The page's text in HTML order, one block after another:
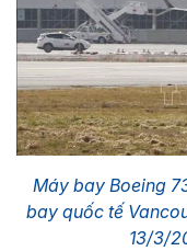
Máy bay Boeing
bay quốc tế
13/3/